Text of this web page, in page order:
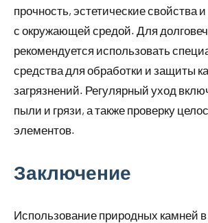
прочность, эстетические свойства
с окружающей средой. Для
рекомендуется использовать
средства для обработки и защиты
загрязнений. Регулярный уход
пыли и грязи, а также проверку
элементов.
Заключение
Использование природных камней в